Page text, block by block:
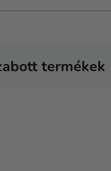
termékek